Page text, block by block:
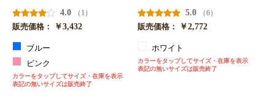
4.0
（1）
販売価格：
￥3,432
ブルー
ピンク
カラーをタップしてサイズ・在庫を表示
表記の無いサイズは販売終了
5.0
（6）
販売価格：
￥2,772
ホワイト
カラーをタップしてサイズ・在庫を表示
表記の無いサイズは販売終了